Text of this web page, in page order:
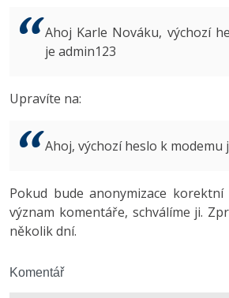
ASP.NET MVC
Best practices
MS-SQL
3D grafik
Copywriter
WordPress specialista
VB.NET
Algoritmy -41%
Umělá inteligence (AI) -10%
Copywriting
Windows
Inkscape
Fórum
Ahoj Karle Nováku, výchozí
je admin123
Upravíte na:
Ahoj, výchozí heslo k modemu
Pokud bude anonymizace
význam komentáře, schválíme ji.
několik dní.
Komentář